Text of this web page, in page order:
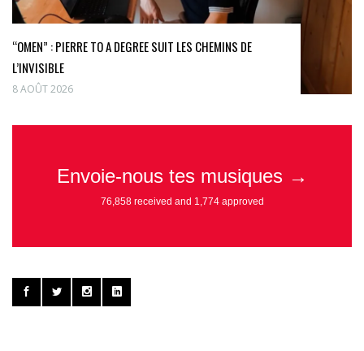
“OMEN” : PIERRE TO A DEGREE SUIT LES CHEMINS DE
L’INVISIBLE
8 AOÛT 2026